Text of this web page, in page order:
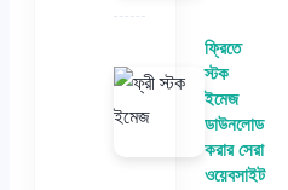
ফ্রিতে
স্টক
ইমেজ
ডাউনলোড
করার সেরা
ওয়েবসাইট